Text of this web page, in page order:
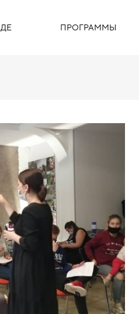
ПРОГРАММЫ